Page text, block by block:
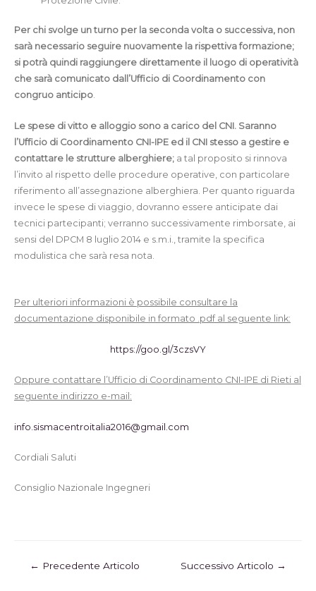
Per chi svolge un turno per la seconda volta o successiva, non
sarà necessario seguire nuovamente la rispettiva formazione;
si potrà quindi raggiungere direttamente il luogo di operatività
che sarà comunicato dall’Ufficio di Coordinamento con
congruo anticipo.
Le spese di vitto e alloggio sono a carico del CNI. Saranno
l’Ufficio di Coordinamento CNI-IPE ed il CNI stesso a gestire e
contattare le strutture alberghiere; a tal proposito si rinnova
l’invito al rispetto delle procedure operative, con particolare
riferimento all’assegnazione alberghiera. Per quanto riguarda
invece le spese di viaggio, dovranno essere anticipate dai
tecnici partecipanti; verranno successivamente rimborsate, ai
sensi del DPCM 8 luglio 2014 e s.m.i., tramite la specifica
modulistica che sarà resa nota.
Per ulteriori informazioni è possibile consultare la
documentazione disponibile in formato .pdf al seguente link:
https://goo.gl/3czsVY
Oppure contattare l’Ufficio di Coordinamento CNI-IPE di Rieti al
seguente indirizzo e-mail:
info.sismacentroitalia2016@gmail.com
Cordiali Saluti
Consiglio Nazionale Ingegneri
← Precedente Articolo Successivo Articolo →